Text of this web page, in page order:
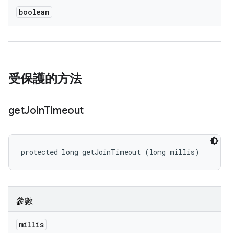
boolean
受保護的方法
getJoinTimeout
protected long getJoinTimeout (long millis)
參數
millis